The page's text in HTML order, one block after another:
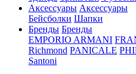
Аксессуары Аксессуары
Бейсболки Шапки
Бренды Бренды
EMPORIO ARMANI
Richmond PANICALE
Santoni